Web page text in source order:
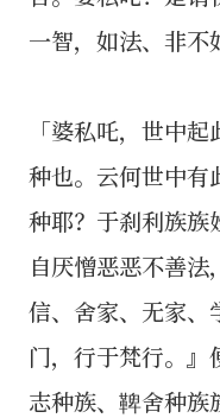
一智，如法、非不
「婆私吒，世中
种也。云何世中有
种耶？于刹利族族
自厌憎恶恶不善
信、舍家、无家、
门，行于梵行。
志种族、鞞舍种族